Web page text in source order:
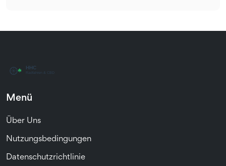
Menü
Über Uns
Nutzungsbedingungen
Datenschutzrichtlinie